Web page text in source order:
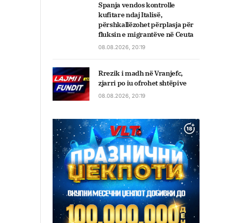
Spanja vendos kontrolle
kufitare ndaj Italisë,
përshkallëzohet përplasja për
fluksin e migrantëve në Ceuta
08.08.2026, 20:19
Rrezik i madh në Vranjefc,
zjarri po iu ofrohet shtëpive
08.08.2026, 20:19